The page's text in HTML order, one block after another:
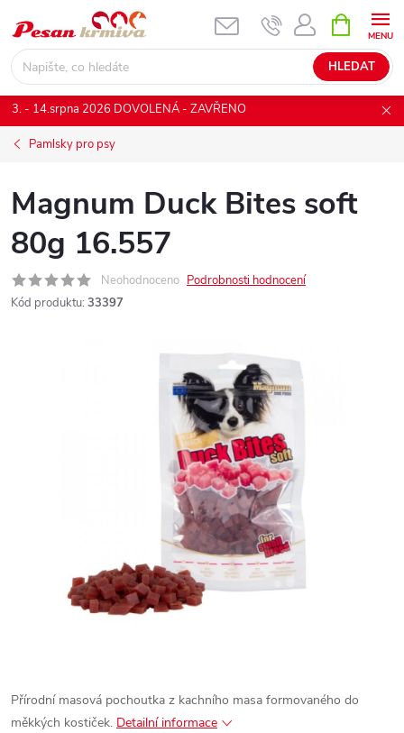
na
obsah
HLEDAT
NÁKUPNÍ
KOŠÍK
3. - 14.srpna 2026 DOVOLENÁ - ZAVŘENO
Pamlsky pro psy
Magnum Duck Bites soft
80g 16.557
Neohodnoceno Podrobnosti hodnocení
Kód produktu: 33397
Přírodní masová pochoutka z kachního masa formovaného do
měkkých kostiček. Detailní informace